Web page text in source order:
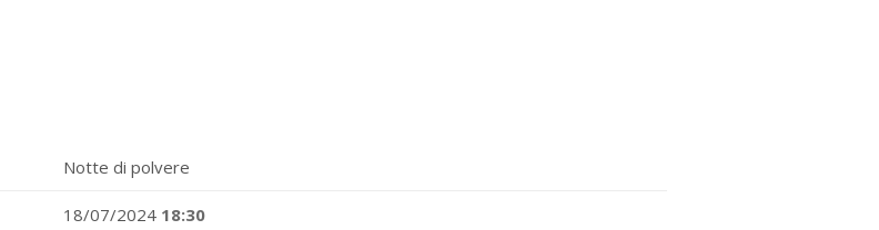
Notte di polvere
18/07/2024 18:30